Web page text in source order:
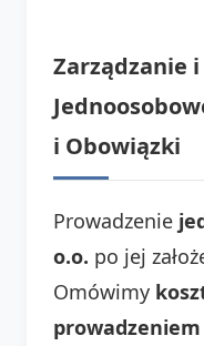
Zarządzanie
i Obowiązki
Prowadzenie
o.o. po jej
Omówimy
prowadzeniem